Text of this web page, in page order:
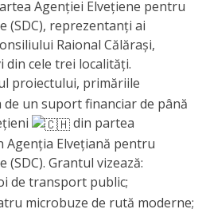
Agenției Elvețiene pentru
(SDC), reprezentanți ai
Raional Călărași,
din cele trei localități.
proiectului, primăriile
un suport financiar de până
din partea
Agenția Elvețiană pentru
Grantul vizează:
de transport public;
microbuze de rută moderne;